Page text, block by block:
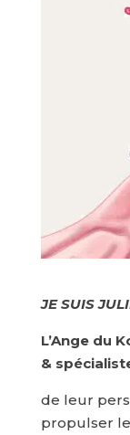
JE SUIS
L’Ange du
&
de leur
propulser